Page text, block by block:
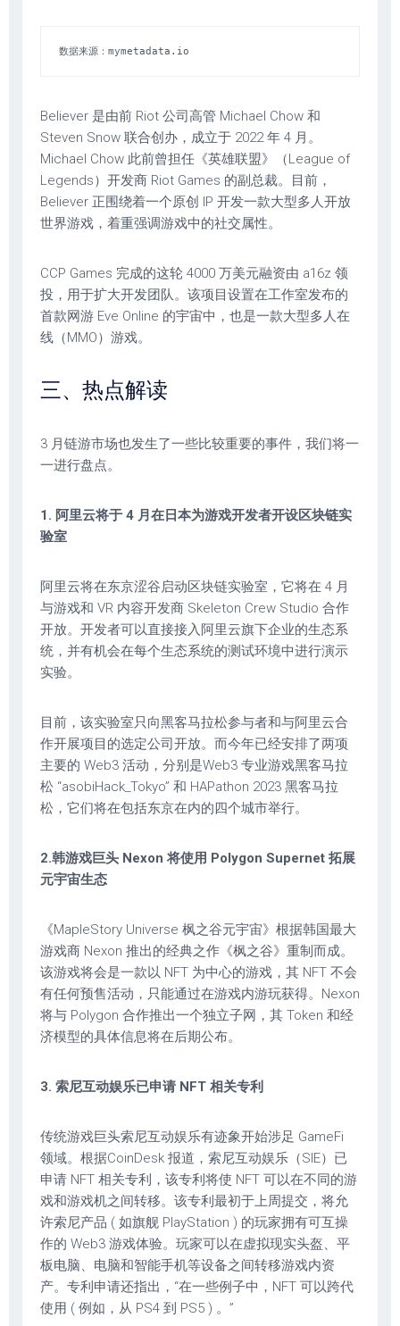
数据来源：mymetadata.io
Believer 是由前 Riot 公司高管 Michael Chow 和
Steven Snow 联合创办，成立于 2022 年 4 月。
Michael Chow 此前曾担任《英雄联盟》（League of
Legends）开发商 Riot Games 的副总裁。目前，
Believer 正围绕着一个原创 IP 开发一款大型多人开放
世界游戏，着重强调游戏中的社交属性。
CCP Games 完成的这轮 4000 万美元融资由 a16z 领
投，用于扩大开发团队。该项目设置在工作室发布的
首款网游 Eve Online 的宇宙中，也是一款大型多人在
线（MMO）游戏。
三、热点解读
3 月链游市场也发生了一些比较重要的事件，我们将一
一进行盘点。
1. 阿里云将于 4 月在日本为游戏开发者开设区块链实
验室
阿里云将在东京涩谷启动区块链实验室，它将在 4 月
与游戏和 VR 内容开发商 Skeleton Crew Studio 合作
开放。开发者可以直接接入阿里云旗下企业的生态系
统，并有机会在每个生态系统的测试环境中进行演示
实验。
目前，该实验室只向黑客马拉松参与者和与阿里云合
作开展项目的选定公司开放。而今年已经安排了两项
主要的 Web3 活动，分别是Web3 专业游戏黑客马拉
松 “asobiHack_Tokyo” 和 HAPathon 2023 黑客马拉
松，它们将在包括东京在内的四个城市举行。
2.韩游戏巨头 Nexon 将使用 Polygon Supernet 拓展
元宇宙生态
《MapleStory Universe 枫之谷元宇宙》根据韩国最大
游戏商 Nexon 推出的经典之作《枫之谷》重制而成。
该游戏将会是一款以 NFT 为中心的游戏，其 NFT 不会
有任何预售活动，只能通过在游戏内游玩获得。Nexon
将与 Polygon 合作推出一个独立子网，其 Token 和经
济模型的具体信息将在后期公布。
3. 索尼互动娱乐已申请 NFT 相关专利
传统游戏巨头索尼互动娱乐有迹象开始涉足 GameFi
领域。根据CoinDesk 报道，索尼互动娱乐（SIE）已
申请 NFT 相关专利，该专利将使 NFT 可以在不同的游
戏和游戏机之间转移。该专利最初于上周提交，将允
许索尼产品 ( 如旗舰 PlayStation ) 的玩家拥有可互操
作的 Web3 游戏体验。玩家可以在虚拟现实头盔、平
板电脑、电脑和智能手机等设备之间转移游戏内资
产。专利申请还指出，“在一些例子中，NFT 可以跨代
使用 ( 例如，从 PS4 到 PS5 ) 。”